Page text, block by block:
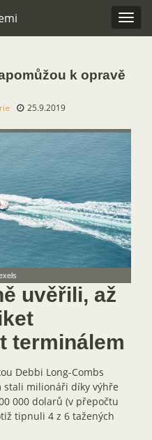
k opravě
25.9.2019
uvěřili, až
terminálem
Debbi Long-Combs
stali milionáři díky výhře
000 dolarů (v přepočtu
tipnuli 4 z 6 tažených